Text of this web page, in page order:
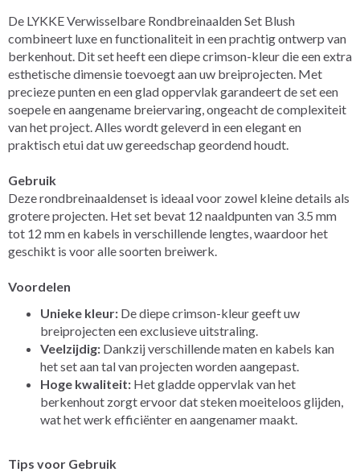
De LYKKE Verwisselbare Rondbreinaalden Set Blush
combineert luxe en functionaliteit in een prachtig ontwerp van
berkenhout. Dit set heeft een diepe crimson-kleur die een extra
esthetische dimensie toevoegt aan uw breiprojecten. Met
precieze punten en een glad oppervlak garandeert de set een
soepele en aangename breiervaring, ongeacht de complexiteit
van het project. Alles wordt geleverd in een elegant en
praktisch etui dat uw gereedschap geordend houdt.
Gebruik
Deze rondbreinaaldenset is ideaal voor zowel kleine details als
grotere projecten. Het set bevat 12 naaldpunten van 3.5 mm
tot 12 mm en kabels in verschillende lengtes, waardoor het
geschikt is voor alle soorten breiwerk.
Voordelen
Unieke kleur: De diepe crimson-kleur geeft uw
breiprojecten een exclusieve uitstraling.
Veelzijdig: Dankzij verschillende maten en kabels kan
het set aan tal van projecten worden aangepast.
Hoge kwaliteit: Het gladde oppervlak van het
berkenhout zorgt ervoor dat steken moeiteloos glijden,
wat het werk efficiënter en aangenamer maakt.
Tips voor Gebruik